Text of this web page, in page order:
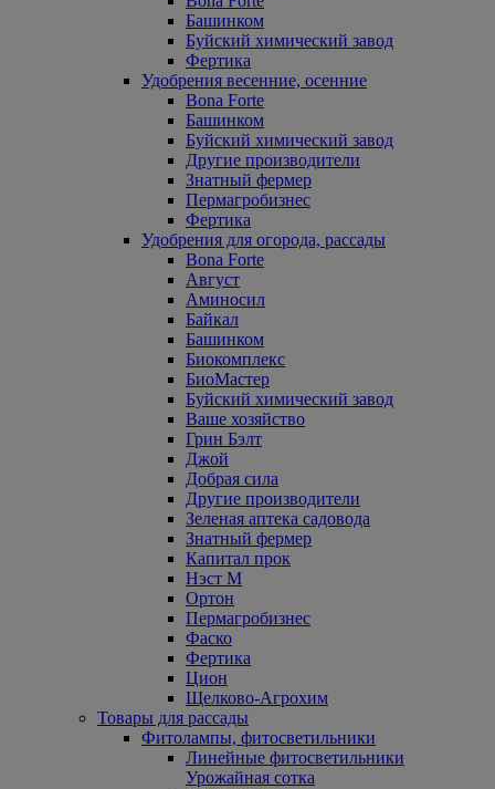
Башинком
Буйский химический завод
Фертика
Удобрения весенние, осенние
Bona Forte
Башинком
Буйский химический завод
Другие производители
Знатный фермер
Пермагробизнес
Фертика
Удобрения для огорода, рассады
Bona Forte
Август
Аминосил
Байкал
Башинком
Биокомплекс
БиоМастер
Буйский химический завод
Ваше хозяйство
Грин Бэлт
Джой
Добрая сила
Другие производители
Зеленая аптека садовода
Знатный фермер
Капитал прок
Нэст М
Ортон
Пермагробизнес
Фаско
Фертика
Цион
Щелково-Агрохим
Товары для рассады
Фитолампы, фитосветильники
Линейные фитосветильники
Урожайная сотка